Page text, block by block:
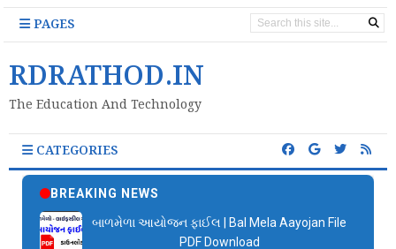
PAGES
RDRATHOD.IN
The Education And Technology
CATEGORIES
BREAKING NEWS
બાળમેળા આયોજન ફાઈલ | Bal Mela Aayojan File
PDF Download